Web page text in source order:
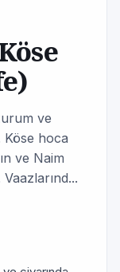
ve
Köse hoca
ve Naim